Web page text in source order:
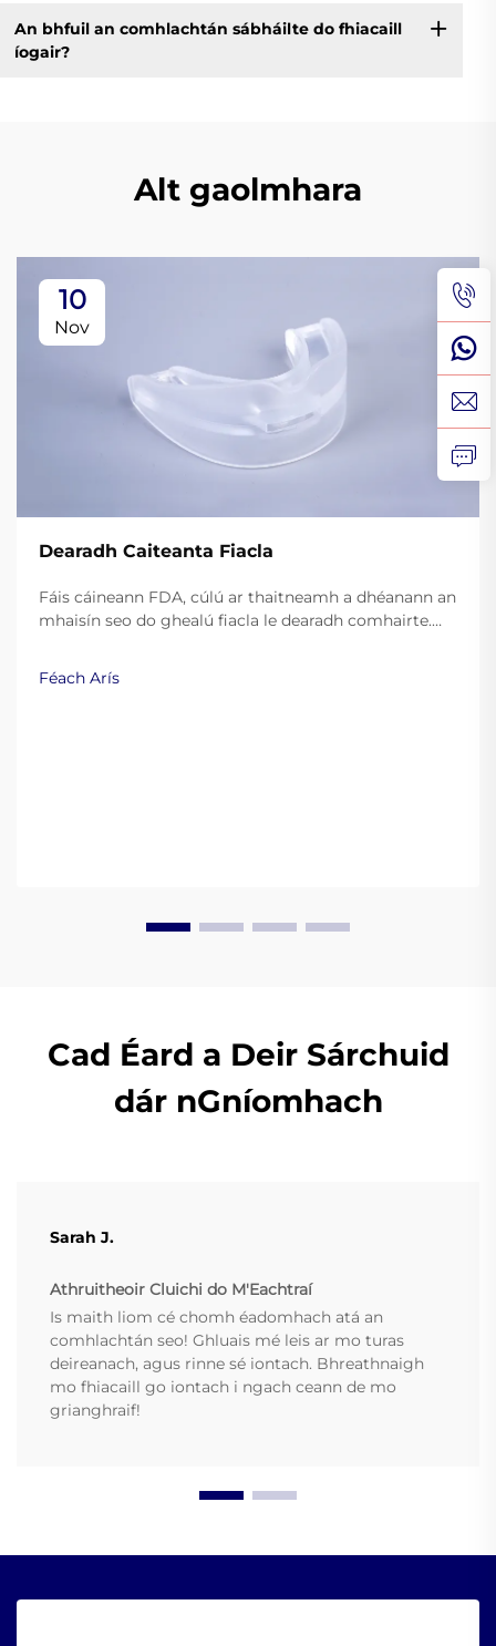
An bhfuil an comhlachtán sábháilte do fhiacaill
íogair?
Alt gaolmhara
10
Nov
Dearadh Caiteanta Fiacla
Fáis cáineann FDA, cúlú ar thaitneamh a dhéanann an
mhaisín seo do ghealú fiacla le dearadh comhairte.
do branda éagsúil. Iarr samplaí inniu.
Féach Arís
Cad Éard a Deir Sárchuid
dár nGníomhach
Sarah J.
Athruitheoir Cluichi do M'Eachtraí
Is maith liom cé chomh éadomhach atá an
comhlachtán seo! Ghluais mé leis ar mo turas
deireanach, agus rinne sé iontach. Bhreathnaigh
mo fhiacaill go iontach i ngach ceann de mo
grianghraif!